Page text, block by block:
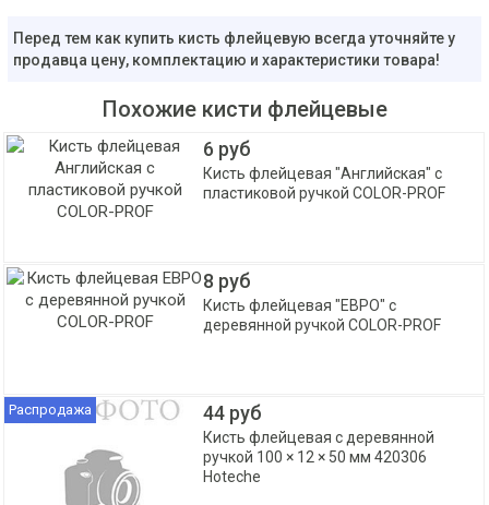
Перед тем как купить кисть флейцевую всегда уточняйте у
продавца цену, комплектацию и характеристики товара!
Похожие кисти флейцевые
6 руб
Кисть флейцевая "Английская" с
пластиковой ручкой COLOR-PROF
8 руб
Кисть флейцевая "ЕВРО" с
деревянной ручкой COLOR-PROF
Распродажа 44 руб
Кисть флейцевая с деревянной
ручкой 100 × 12 × 50 мм 420306
Hoteche